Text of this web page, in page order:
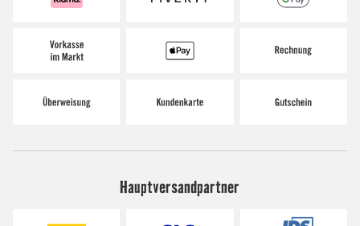
Hauptversandpartner